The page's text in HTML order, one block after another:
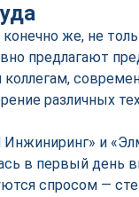
же, не
предлагают
различных
Инжиниринг» и
в первый день
спросом —